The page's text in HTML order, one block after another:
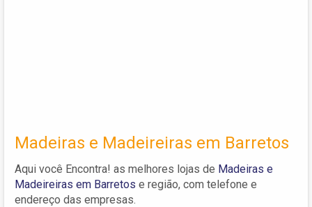
Madeiras e Madeireiras em Barretos
Aqui você Encontra! as melhores lojas de Madeiras e
Madeireiras em Barretos e região, com telefone e
endereço das empresas.